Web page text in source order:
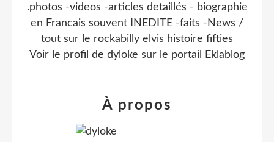
.photos -videos -articles detaillés - biographie
en Francais souvent INEDITE -faits -News /
tout sur le rockabilly elvis histoire fifties
Voir le profil de dyloke sur le portail Eklablog
À propos